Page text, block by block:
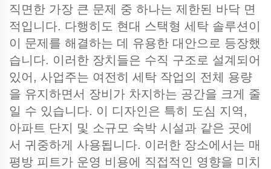
직면한 가장 큰 문제 중 하나는 제한된 바닥 면
적입니다. 다행히도 현대 스택형 세탁 솔루션이
이 문제를 해결하는 데 유용한 대안으로 등장했
습니다. 이러한 장치들은 수직 구조로 설계되어
있어, 사업주는 여전히 세탁 작업의 전체 용량
을 유지하면서 장비가 차지하는 공간을 크게 줄
일 수 있습니다. 이 디자인은 특히 도심 지역,
아파트 단지 및 소규모 숙박 시설과 같은 곳에
서 귀중하게 사용됩니다. 이러한 장소에서는 매
평방 피트가 운영 비용에 직접적인 영향을 미치